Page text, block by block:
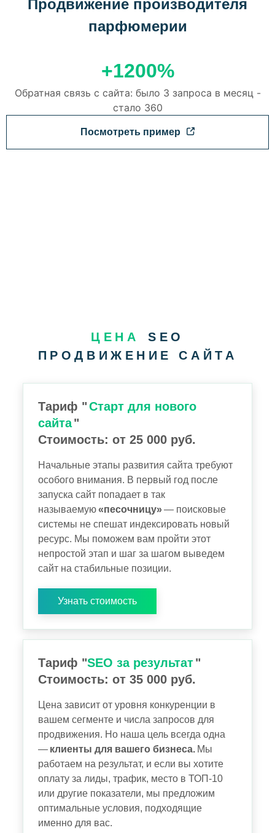
Продвижение производителя
парфюмерии
+1200%
Обратная связь с сайта: было 3 запроса в месяц -
стало 360
Посмотреть пример
ЦЕНА
SEO
ПРОДВИЖЕНИЕ САЙТА
Тариф "Старт для нового
сайта"
Стоимость: от 25 000 руб.
Начальные этапы развития сайта требуют
особого внимания. В первый год после
запуска сайт попадает в так
называемую«песочницу»— поисковые
системы не спешат индексировать новый
ресурс. Мы поможем вам пройти этот
непростой этап и шаг за шагом выведем
сайт на стабильные позиции.
Узнать стоимость
Тариф "SEO за результат"
Стоимость: от 35 000 руб.
Цена зависит от уровня конкуренции в
вашем сегменте и числа запросов для
продвижения. Но наша цель всегда одна
— клиенты для вашего бизнеса. Мы
работаем на результат, и если вы хотите
оплату за лиды, трафик, место в ТОП-10
или другие показатели, мы предложим
оптимальные условия, подходящие
именно для вас.